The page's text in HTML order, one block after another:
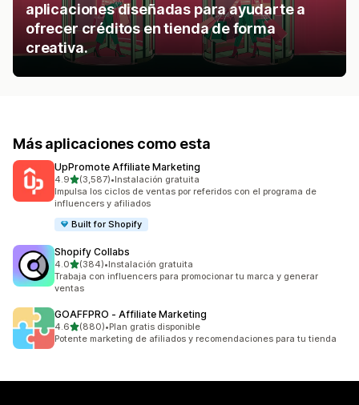
aplicaciones diseñadas para ayudarte a
ofrecer créditos en tienda de forma
creativa.
Más aplicaciones como esta
UpPromote Affiliate Marketing
4.9de 5 estrellas
(3,587)
3587 reseñas en total
•Instalación gratuita
Impulsa los ciclos de ventas por referidos con el programa de
influencers y afiliados
Built for Shopify
Shopify Collabs
4.0de 5 estrellas
(384)
384 reseñas en total
•Instalación gratuita
Trabaja con influencers para promocionar tu marca y generar
ventas
GOAFFPRO ‑ Affiliate Marketing
4.6de 5 estrellas
(880)
880 reseñas en total
•Plan gratis disponible
Potente marketing de afiliados y recomendaciones para tu tienda